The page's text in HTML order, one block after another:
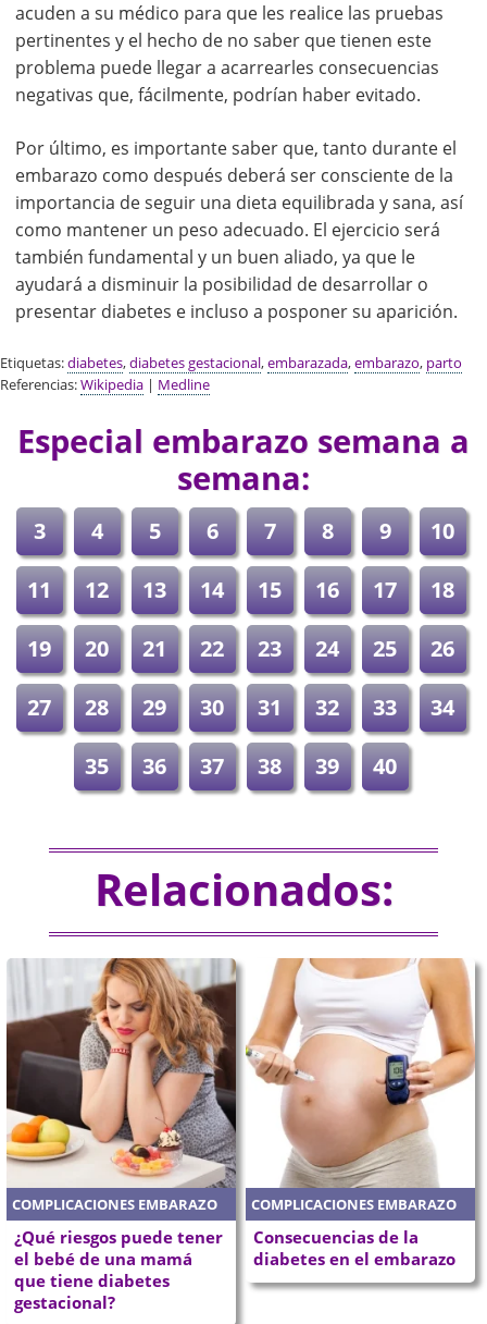
acuden a su médico para que les realice las pruebas
pertinentes y el hecho de no saber que tienen este
problema puede llegar a acarrearles consecuencias
negativas que, fácilmente, podrían haber evitado.
Por último, es importante saber que, tanto durante el
embarazo como después deberá ser consciente de la
importancia de seguir una dieta equilibrada y sana, así
como mantener un peso adecuado. El ejercicio será
también fundamental y un buen aliado, ya que le
ayudará a disminuir la posibilidad de desarrollar o
presentar diabetes e incluso a posponer su aparición.
Etiquetas:diabetes,diabetes gestacional,embarazada,embarazo, parto
Referencias:Wikipedia | Medline
Especial embarazo semana a
semana:
3 4 5 6 7 8 9
10
11
12 13 14 15 16 17
18
19
20 21 22 23 24 25
26
27
28 29 30 31 32 33
34
35
36 37 38 39 40
Relacionados:
COMPLICACIONES EMBARAZO
¿Qué riesgos puede tener
el bebé de una mamá
que tiene diabetes
gestacional?
COMPLICACIONES EMBARAZO
Consecuencias de la
diabetes en el embarazo